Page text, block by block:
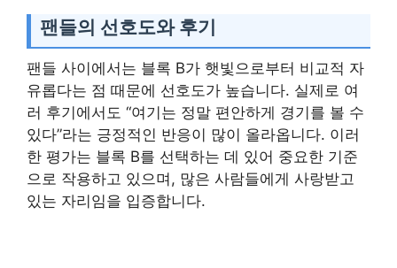
팬들의 선호도와 후기
팬들 사이에서는 블록 B가 햇빛으로부터 비교적 자
유롭다는 점 때문에 선호도가 높습니다. 실제로 여
러 후기에서도 “여기는 정말 편안하게 경기를 볼 수
있다”라는 긍정적인 반응이 많이 올라옵니다. 이러
한 평가는 블록 B를 선택하는 데 있어 중요한 기준
으로 작용하고 있으며, 많은 사람들에게 사랑받고
있는 자리임을 입증합니다.